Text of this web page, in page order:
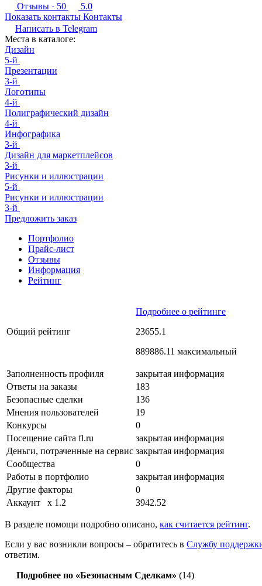
Отзывы · 50
5.0
Показать контакты Контакты
Написать в Telegram
Места в каталоге:
Дизайн
5-й
Презентации
3-й
Логотипы
4-й
Полиграфический дизайн
4-й
Инфографика
3-й
Дизайн для маркетплейсов
3-й
Рисунки и иллюстрации
5-й
Рисунки и иллюстрации
3-й
Предложить заказ
Портфолио
Прайс-лист
Отзывы
Информация
Рейтинг
Общий рейтинг
Подробнее о рейтинге
23655.1
889886.11 максимальный
Заполненность профиля
закрытая информация
Ответы на заказы
183
Безопасные сделки
136
Мнения пользователей
19
Конкурсы
0
Посещение сайта fl.ru
закрытая информация
Деньги, потраченные на сервис закрытая информация
Сообщества
0
Работы в портфолио
закрытая информация
Другие факторы
0
Аккаунт
x 1.2 3942.52
В разделе помощи подробно описано, как считается рейтинг.
Если у вас возникли вопросы – обратитесь в Службу
ответим.
Подробнее по «Безопасным Сделкам» (14)